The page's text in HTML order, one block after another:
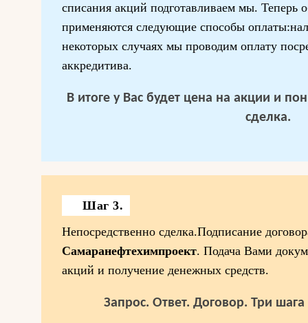
списания акций подготавливаем мы. Теперь
применяются следующие способы
некоторых случаях мы проводим оплату
аккредитива.
В итоге у Вас будет цена на акции и
сделка.
Шаг 3.
Непосредственно сделка.Подписание
Самаранефтехимпроект. Подача Вами
акций и получение денежных средств.
Запрос. Ответ. Договор. Три